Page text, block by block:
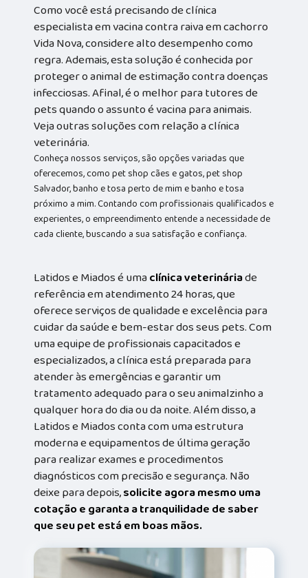
Como você está precisando de clínica
especialista em vacina contra raiva em cachorro
Vida Nova, considere alto desempenho como
regra. Ademais, esta solução é conhecida por
proteger o animal de estimação contra doenças
infecciosas. Afinal, é o melhor para tutores de
pets quando o assunto é vacina para animais.
Veja outras soluções com relação a clínica
veterinária.
Conheça nossos serviços, são opções variadas que
oferecemos, como pet shop cães e gatos, pet shop
Salvador, banho e tosa perto de mim e banho e tosa
próximo a mim. Contando com profissionais qualificados e
experientes, o empreendimento entende a necessidade de
cada cliente, buscando a sua satisfação e confiança.
Latidos e Miados é umaclínica veterináriade
referência em atendimento 24 horas, que
oferece serviços de qualidade e excelência para
cuidar da saúde e bem-estar dos seus pets. Com
uma equipe de profissionais capacitados e
especializados, a clínica está preparada para
atender às emergências e garantir um
tratamento adequado para o seu animalzinho a
qualquer hora do dia ou da noite. Além disso, a
Latidos e Miados conta com uma estrutura
moderna e equipamentos de última geração
para realizar exames e procedimentos
diagnósticos com precisão e segurança. Não
deixe para depois,solicite agora mesmo uma
cotação e garanta a tranquilidade de saber
que seu pet está em boas mãos.